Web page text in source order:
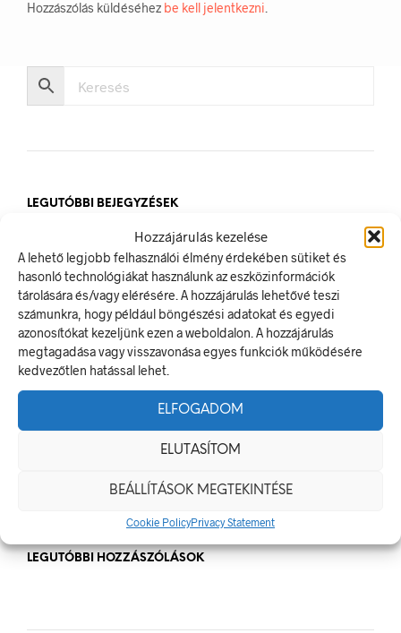
Hozzájárulás kezelése
A lehető legjobb felhasználói élmény érdekében sütiket és
hasonló technológiákat használunk az eszközinformációk
tárolására és/vagy elérésére. A hozzájárulás lehetővé teszi
számunkra, hogy például böngészési adatokat és egyedi
azonosítókat kezeljünk ezen a weboldalon. A hozzájárulás
megtagadása vagy visszavonása egyes funkciók működésére
kedvezőtlen hatással lehet.
ELFOGADOM
ELUTASÍTOM
BEÁLLÍTÁSOK MEGTEKINTÉSE
Cookie PolicyPrivacy Statement
Hozzászólás küldéséhez be kell jelentkezni
LEGUTÓBBI BEJEGYZÉSEK
Munkavédelmi Táblák És Biztonsági Jelzések – Miért
Nélkülözhetetlenek A Munkahelyen?
Jól Láthatósági Mellény: Miért Fontos, Hogyan Válaszd Ki,
És Hogyan Teheted Egyedivé?
Céges Logóval Ellátott Pólók: Az Identitás És Csapatszellem
Megtestesítői
A Munkavédelmi Rendelet És A Biztonsági Táblák: Az
Ellenőrzés És Tudatosság Fontossága
LEGUTÓBBI HOZZÁSZÓLÁSOK